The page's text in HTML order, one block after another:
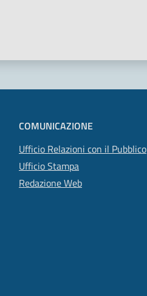
COMUNICAZIONE
Ufficio Relazioni con il Pubblico
Ufficio Stampa
Redazione Web